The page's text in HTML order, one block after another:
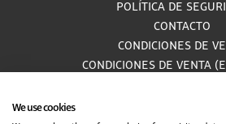
POLÍTICA DE
CONTACTO
CONDICIONES DE
CONDICIONES DE VENTA
ALCANCE GESTIÓN DE
We use cookies